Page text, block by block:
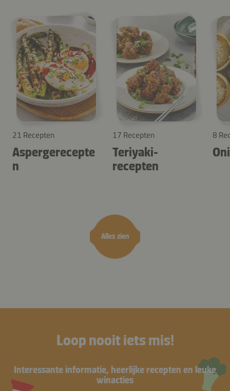
Alles zien
21 Recepten
Aspergerecepte
n
17 Recepten
Teriyaki-
recepten
8
Loop nooit iets mis!
Interessante informatie, heerlijke recepten en leuke
winacties